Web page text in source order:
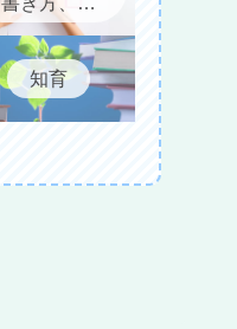
え方
知育